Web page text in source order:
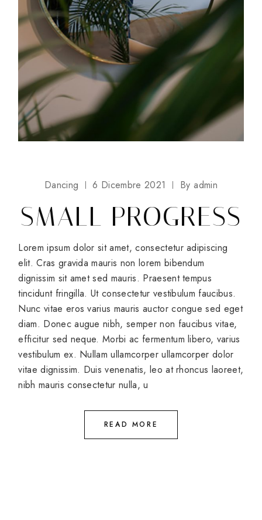
Dancing 6 Dicembre 2021 By admin
SMALL PROGRESS
Lorem ipsum dolor sit amet, consectetur adipiscing
elit. Cras gravida mauris non lorem bibendum
dignissim sit amet sed mauris. Praesent tempus
tincidunt fringilla. Ut consectetur vestibulum faucibus.
Nunc vitae eros varius mauris auctor congue sed eget
diam. Donec augue nibh, semper non faucibus vitae,
efficitur sed neque. Morbi ac fermentum libero, varius
vestibulum ex. Nullam ullamcorper ullamcorper dolor
vitae dignissim. Duis venenatis, leo at rhoncus laoreet,
nibh mauris consectetur nulla, u
READ MORE